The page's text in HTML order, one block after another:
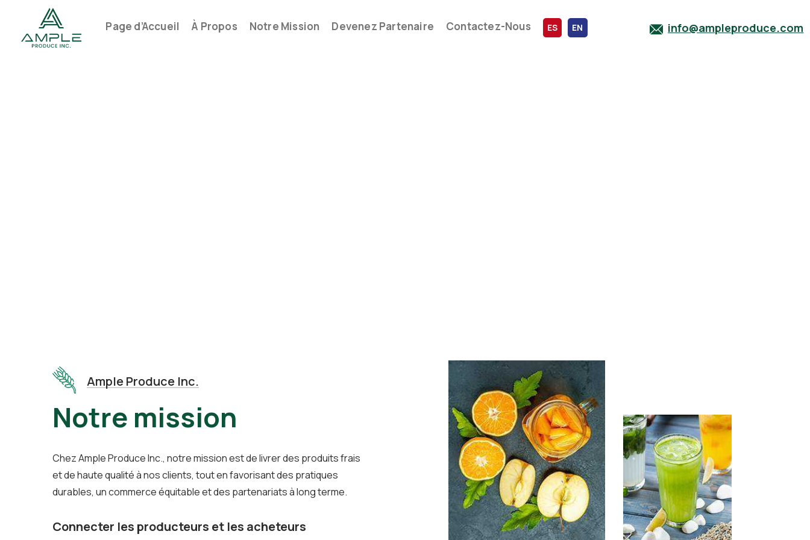
Page d’Accueil À Propos Notre Mission Devenez Partenaire Contactez-Nous ES EN info@ampleproduce.com
Ample Produce Inc.
Notre mission
Chez Ample Produce Inc., notre mission est de livrer des produits frais
et de haute qualité à nos clients, tout en favorisant des pratiques
durables, un commerce équitable et des partenariats à long terme.
Connecter les producteurs et les acheteurs